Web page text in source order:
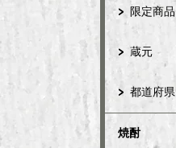
限定商品
蔵元
都道府県
焼酎